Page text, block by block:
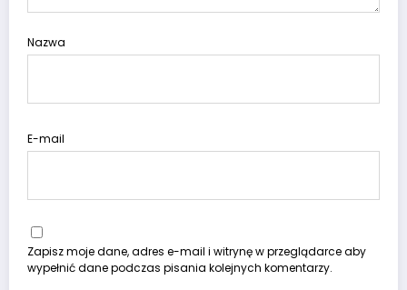
Nazwa
E-mail
Zapisz moje dane, adres e-mail i witrynę w przeglądarce aby
wypełnić dane podczas pisania kolejnych komentarzy.